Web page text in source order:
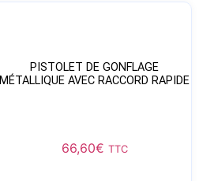
PISTOLET DE GONFLAGE
MÉTALLIQUE AVEC RACCORD RAPIDE
66,60€ TTC